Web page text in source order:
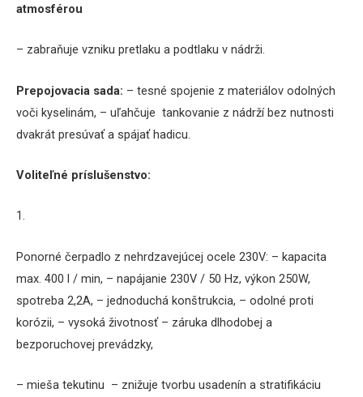
atmosférou
– zabraňuje vzniku pretlaku a podtlaku v nádrži.
Prepojovacia sada: – tesné spojenie z materiálov odolných
voči kyselinám, – uľahčuje tankovanie z nádrží bez nutnosti
dvakrát presúvať a spájať hadicu.
Voliteľné príslušenstvo:
1.
Ponorné čerpadlo z nehrdzavejúcej ocele 230V: – kapacita
max. 400 l / min, – napájanie 230V / 50 Hz, výkon 250W,
spotreba 2,2A, – jednoduchá konštrukcia, – odolné proti
korózii, – vysoká životnosť – záruka dlhodobej a
bezporuchovej prevádzky,
– mieša tekutinu – znižuje tvorbu usadenín a stratifikáciu